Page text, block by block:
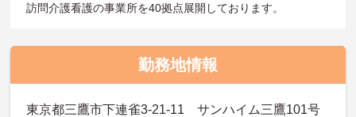
訪問介護看護の事業所を40拠点展開しております。
勤務地情報
東京都三鷹市下連雀3-21-11 サンハイム三鷹101号